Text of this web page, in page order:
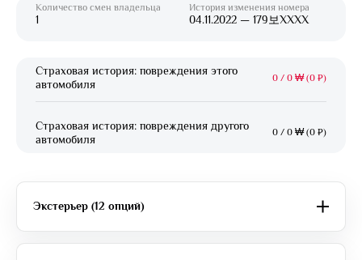
Количество смен владельца
1
История изменения номера
04.11.2022 — 179보XXXX
Страховая история: повреждения этого
автомобиля
0 / 0 ₩ (0 ₽)
Страховая история: повреждения другого
автомобиля
0 / 0 ₩ (0 ₽)
Экстерьер (12 опций)